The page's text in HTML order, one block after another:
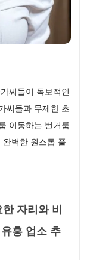
씨들이 독보적인
씨들과 무제한 초
이동하는 번거룸
벽한 원스톱 풀
자리와 비
흥 업소 추